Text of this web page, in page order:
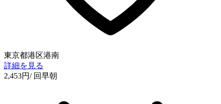
東京都港区港南
詳細を見る
2,453円/ 回早朝